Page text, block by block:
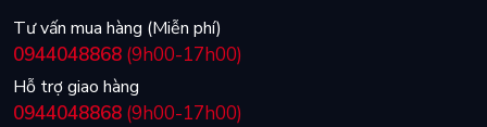
Tư vấn mua hàng (Miễn phí)
0944048868 (9h00-17h00)
Hỗ trợ giao hàng
0944048868 (9h00-17h00)